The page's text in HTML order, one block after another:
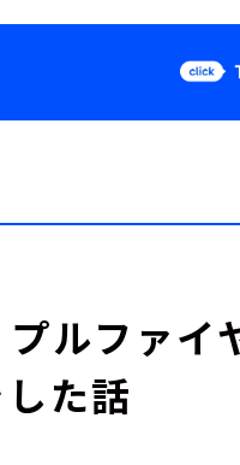
Podcast
ルファイ
た話